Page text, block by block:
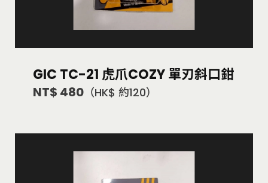
GIC TC-21 虎爪COZY 單刃斜口鉗
NT$ 480 （HK$ 約120）